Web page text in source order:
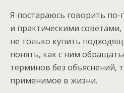
Я постараюсь говорить
и практическими
не только купить
понять, как с ним
терминов без объяснений,
применимое в жизни.